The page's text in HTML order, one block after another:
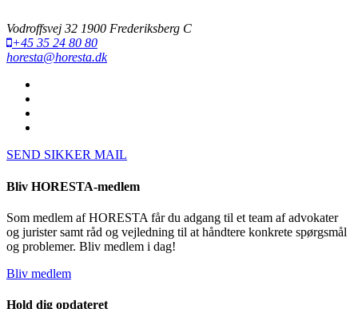
Vodroffsvej 32 1900 Frederiksberg C
+45 35 24 80 80
horesta@horesta.dk
SEND SIKKER MAIL
Bliv HORESTA-medlem
Som medlem af HORESTA får du adgang til et team af advokater
og jurister samt råd og vejledning til at håndtere konkrete spørgsmål
og problemer. Bliv medlem i dag!
Bliv medlem
Hold dig opdateret